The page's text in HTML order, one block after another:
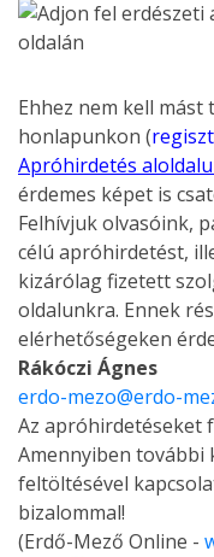
Ehhez nem kell
honlapunkon (
Apróhirdetés
érdemes képet is
Felhívjuk olvasóink,
célú apróhirdetést,
kizárólag fizetett
oldalunkra. Ennek
elérhetőségeken
Rákóczi Ágnes
erdo-mezo@erdo-
Az apróhirdetéseket
Amennyiben további
feltöltésével
bizalommal!
(Erdő-Mező Online -